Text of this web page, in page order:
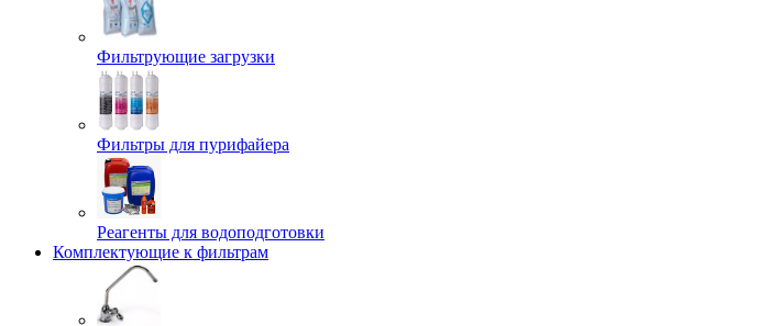
Фильтрующие загрузки
Фильтры для пурифайера
Реагенты для водоподготовки
Комплектующие к фильтрам